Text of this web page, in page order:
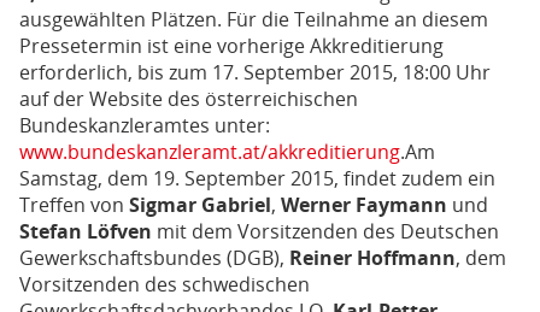
ausgewählten Plätzen. Für die Teilnahme an diesem
Pressetermin ist eine vorherige Akkreditierung
erforderlich, bis zum 17. September 2015, 18:00 Uhr
auf der Website des österreichischen
Bundeskanzleramtes unter:
www.bundeskanzleramt.at/akkreditierung.Am
Samstag, dem 19. September 2015, findet zudem ein
Treffen von Sigmar Gabriel, Werner Faymann und
Stefan Löfven mit dem Vorsitzenden des Deutschen
Gewerkschaftsbundes (DGB), Reiner Hoffmann, dem
Vorsitzenden des schwedischen